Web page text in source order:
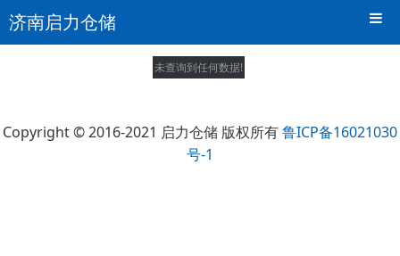
济南启力仓储
未查询到任何数据!
Copyright © 2016-2021 启力仓储 版权所有鲁ICP备16021030
号-1